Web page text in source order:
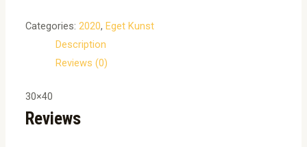
Categories:2020,Eget Kunst
Description
Reviews (0)
30×40
Reviews